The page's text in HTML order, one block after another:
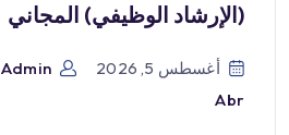
(الإرشاد الوظيفي) المجاني
أغسطس 5, 2026
Admin
Abr